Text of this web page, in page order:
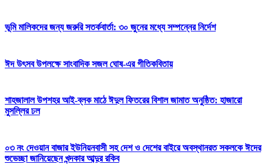
ভূমি মালিকদের জন্য জরুরি সতর্কবার্তা: ৩০ জুনের মধ্যে সম্পন্নের নির্দেশ
ঈদ উৎসব উপলক্ষে সাংবাদিক সজল ঘোষ-এর গীতিকবিতায়
শাহজালাল উপশহর আই-ব্লক মাঠে ঈদুল ফিতরের বিশাল জামাত অনুষ্ঠিত: হাজারো
মুসল্লির ঢল
০৩ নং দেওয়ান বাজার ইউনিয়নবাসী সহ দেশ ও দেশের বাইরে অবস্থানরত সকলকে ঈদের
শুভেচ্ছা জানিয়েছেন খন্দকার আব্দুর রকিব